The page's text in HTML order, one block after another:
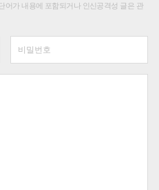
어가 내용에 포함되거나 인신공격성 글은 관